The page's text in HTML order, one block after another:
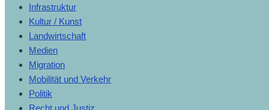
Infrastruktur
Kultur / Kunst
Landwirtschaft
Medien
Migration
Mobilität und Verkehr
Politik
Recht und Justiz